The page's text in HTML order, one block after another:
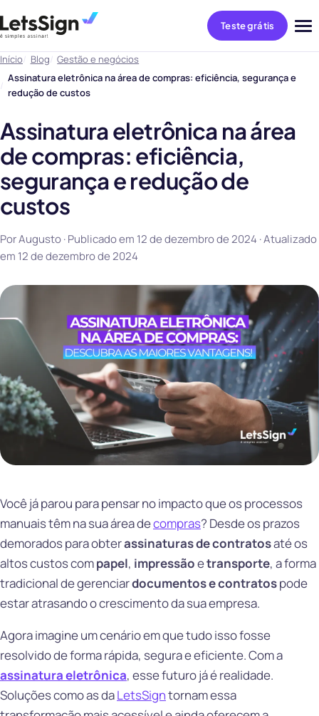
Teste grátis
Início Blog
Gestão e negócios
Assinatura eletrônica na área de compras: eficiência, segurança e
redução de custos
Assinatura eletrônica na área
de compras: eficiência,
segurança e redução de
custos
Por Augusto · Publicado em 12 de dezembro de 2024 · Atualizado
em 12 de dezembro de 2024
Você já parou para pensar no impacto que os processos
manuais têm na sua área decompras? Desde os prazos
demorados para obterassinaturas de contratosaté os
altos custos compapel, impressãoetransporte, a forma
tradicional de gerenciardocumentos e contratospode
estar atrasando o crescimento da sua empresa.
Agora imagine um cenário em que tudo isso fosse
resolvido de forma rápida, segura e eficiente. Com a
assinatura eletrônica, esse futuro já é realidade.
Soluções como as daLetsSigntornam essa